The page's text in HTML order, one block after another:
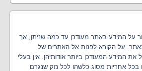
על המידע באתר מעודכן עד כמה שניתן, אך
באתר. על הקורא לפנות אל האתרים של
המידע המעודכן ביותר אודותיהן. אין בעלי
אחריות מסוג כלשהו לכל נזק שנגרם